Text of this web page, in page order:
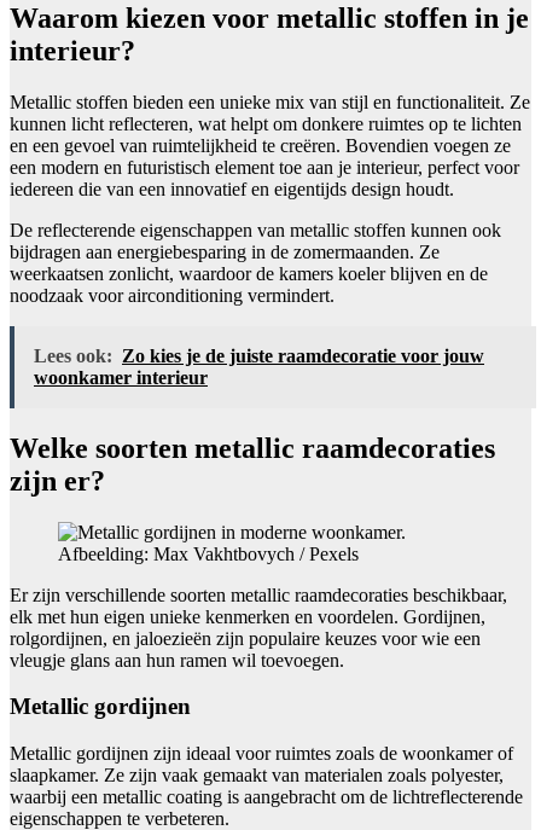
Waarom kiezen voor metallic stoffen in je
interieur?
Metallic stoffen bieden een unieke mix van stijl en functionaliteit. Ze
kunnen licht reflecteren, wat helpt om donkere ruimtes op te lichten
en een gevoel van ruimtelijkheid te creëren. Bovendien voegen ze
een modern en futuristisch element toe aan je interieur, perfect voor
iedereen die van een innovatief en eigentijds design houdt.
De reflecterende eigenschappen van metallic stoffen kunnen ook
bijdragen aan energiebesparing in de zomermaanden. Ze
weerkaatsen zonlicht, waardoor de kamers koeler blijven en de
noodzaak voor airconditioning vermindert.
Lees ook: Zo kies je de juiste raamdecoratie voor jouw
woonkamer interieur
Welke soorten metallic raamdecoraties
zijn er?
Afbeelding: Max Vakhtbovych / Pexels
Er zijn verschillende soorten metallic raamdecoraties beschikbaar,
elk met hun eigen unieke kenmerken en voordelen. Gordijnen,
rolgordijnen, en jaloezieën zijn populaire keuzes voor wie een
vleugje glans aan hun ramen wil toevoegen.
Metallic gordijnen
Metallic gordijnen zijn ideaal voor ruimtes zoals de woonkamer of
slaapkamer. Ze zijn vaak gemaakt van materialen zoals polyester,
waarbij een metallic coating is aangebracht om de lichtreflecterende
eigenschappen te verbeteren.